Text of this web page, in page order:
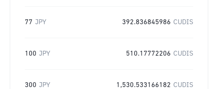
77 JPY 392.836845986 CUDIS
100 JPY 510.17772206 CUDIS
300 JPY 1,530.533166182 CUDIS